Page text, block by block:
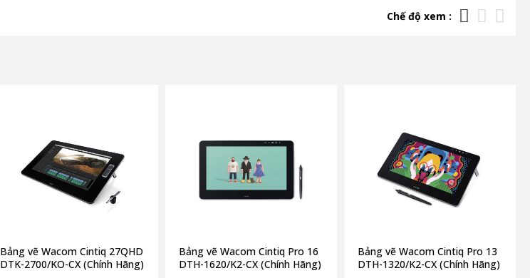
Chế độ xem :
Bảng vẽ Wacom Cintiq 27QHD
DTK-2700/KO-CX (Chính Hãng)
Bảng vẽ Wacom Cintiq Pro 16
DTH-1620/K2-CX (Chính Hãng)
Bảng vẽ Wacom Cintiq Pro 13
DTH-1320/K2-CX (Chính Hãng)